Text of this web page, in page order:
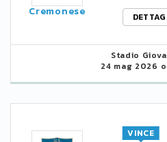
Cremonese
Stadio
24 mag 2026
VINCE